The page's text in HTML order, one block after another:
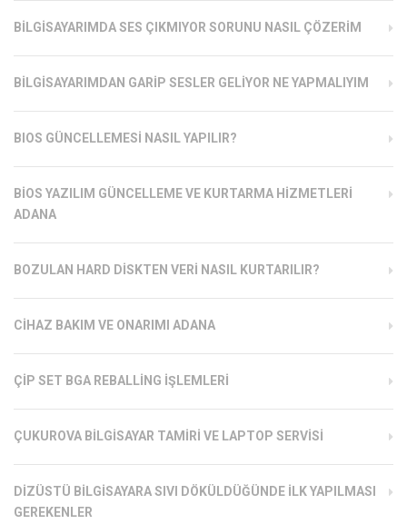
BILGISAYARIMDA SES ÇIKMIYOR SORUNU NASIL ÇÖZERIM
BILGISAYARIMDAN GARIP SESLER GELIYOR NE YAPMALIYIM
BIOS GÜNCELLEMESI NASIL YAPILIR?
BIOS YAZILIM GÜNCELLEME VE KURTARMA HIZMETLERI
ADANA
BOZULAN HARD DISKTEN VERI NASIL KURTARILIR?
CIHAZ BAKIM VE ONARIMI ADANA
ÇIP SET BGA REBALLING İŞLEMLERI
ÇUKUROVA BILGISAYAR TAMIRI VE LAPTOP SERVISI
DIZÜSTÜ BILGISAYARA SIVI DÖKÜLDÜĞÜNDE İLK YAPILMASI
GEREKENLER